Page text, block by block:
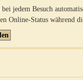
jedem Besuch
Online-Status während